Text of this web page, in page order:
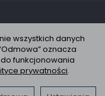
wszystkich danych
oznacza
funkcjonowania
prywatności.